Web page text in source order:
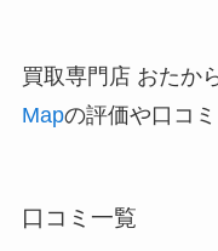
買取専門店 おたか
Mapの評価や口コ
口コミ一覧